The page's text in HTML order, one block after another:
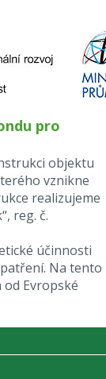
pro
objektu
vznikne
realizujeme
reg. č.
účinnosti
Na tento
Evropské